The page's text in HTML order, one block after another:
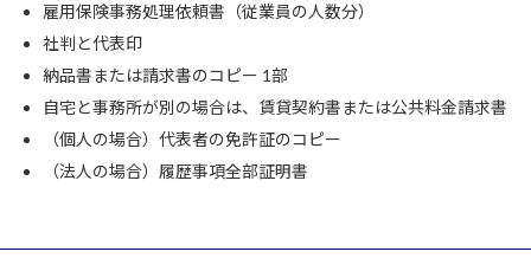
雇用保険事務処理依頼書（従業員の人数分）
社判と代表印
納品書または請求書のコピー 1部
自宅と事務所が別の場合は、賃貸契約書または公共料金請求書
（個人の場合）代表者の免許証のコピー
（法人の場合）履歴事項全部証明書